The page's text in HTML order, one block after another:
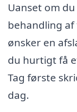
Uanset om
behandling
ønsker en
du hurtigt få
Tag første
dag.